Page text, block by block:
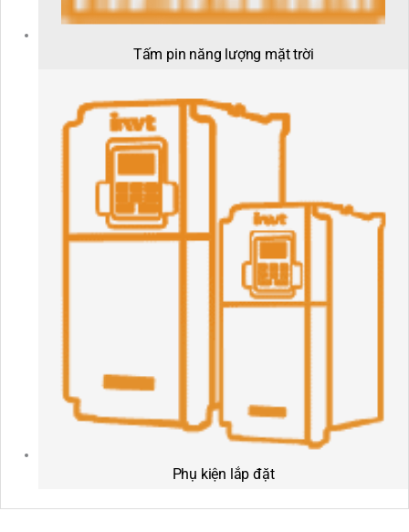
Tấm pin năng lượng mặt trời
Phụ kiện lắp đặt